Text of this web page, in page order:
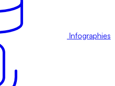
Infographies